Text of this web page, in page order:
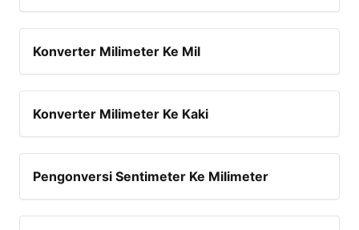
Konverter Milimeter Ke Mil
Konverter Milimeter Ke Kaki
Pengonversi Sentimeter Ke Milimeter